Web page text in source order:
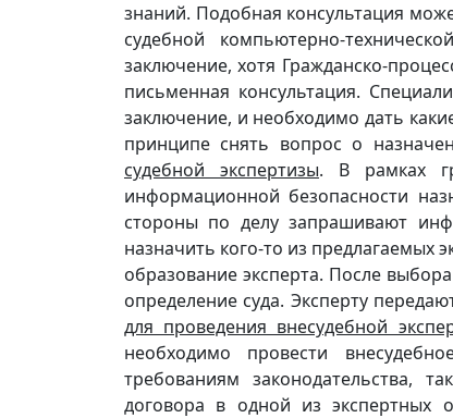
знаний. Подобная консультация
судебной компьютерно-
заключение, хотя Гражданско-
письменная консультация.
заключение, и необходимо дать
принципе снять вопрос о
судебной экспертизы. В рамках
информационной безопасности
стороны по делу запрашивают
назначить кого-то из
образование эксперта. После
определение суда. Эксперту
для проведения внесудебной
необходимо провести
требованиям законодательства,
договора в одной из экспертных